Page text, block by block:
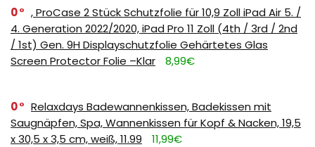
0
, ProCase 2 Stück Schutzfolie für 10,9 Zoll iPad Air 5. /
4. Generation 2022/2020, iPad Pro 11 Zoll (4th / 3rd / 2nd
/ 1st) Gen. 9H Displayschutzfolie Gehärtetes Glas
Screen Protector Folie –Klar
8,99€
0
Relaxdays Badewannenkissen, Badekissen mit
Saugnäpfen, Spa, Wannenkissen für Kopf & Nacken, 19,5
x 30,5 x 3,5 cm, weiß, 11.99
11,99€